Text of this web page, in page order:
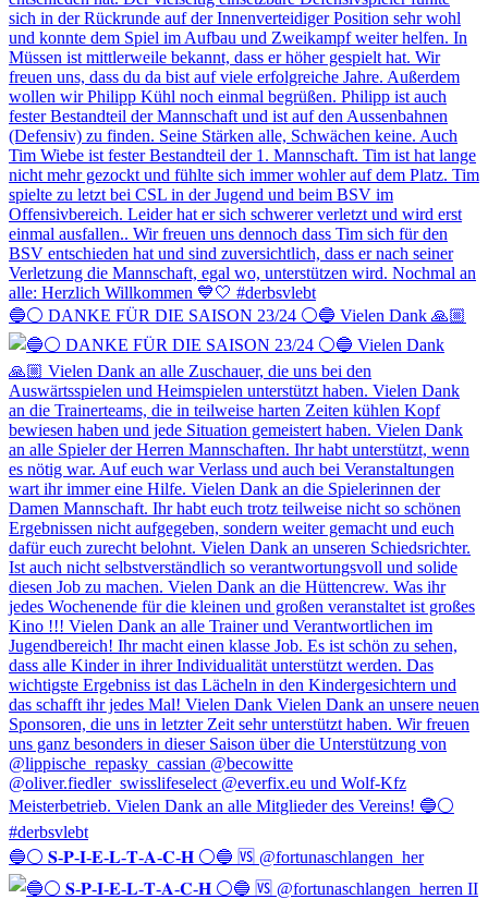
🔵⚪️ DANKE FÜR DIE SAISON 23/24 ⚪️🔵 Vielen Dank 🙏🏼
🔵⚪️ 𝐒-𝐏-𝐈-𝐄-𝐋-𝐓-𝐀-𝐂-𝐇 ⚪️🔵 🆚 @fortunaschlangen_her